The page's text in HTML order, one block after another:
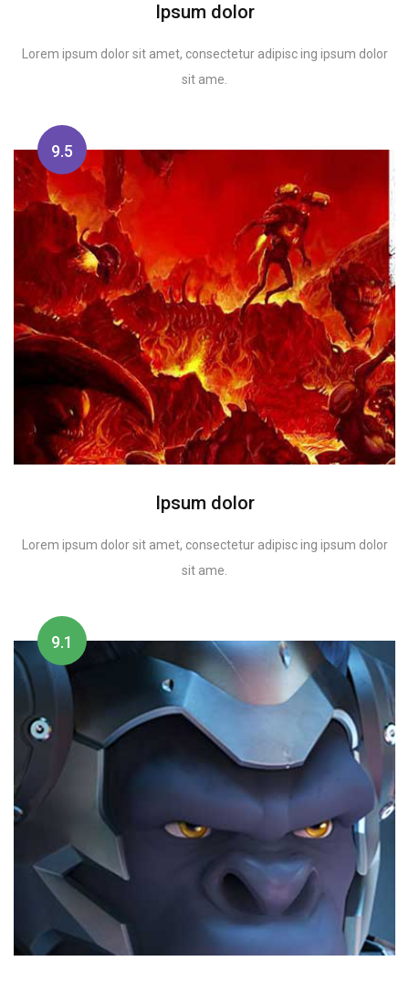
Ipsum dolor
Lorem ipsum dolor sit amet, consectetur adipisc ing ipsum dolor
sit ame.
9.5
Ipsum dolor
Lorem ipsum dolor sit amet, consectetur adipisc ing ipsum dolor
sit ame.
9.1